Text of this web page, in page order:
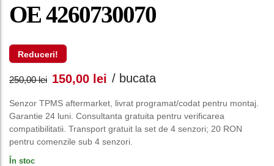
OE 4260730070
Reduceri!
250,00lei Prețul
inițial
a
150,00 lei Prețul
curent
este:
/ bucata
Senzor TPMS aftermarket, livrat programat/codat pentru montaj.
Garantie 24 luni. Consultanta gratuita pentru verificarea
compatibilitatii. Transport gratuit la set de 4 senzori; 20 RON
pentru comenzile sub 4 senzori.
În stoc